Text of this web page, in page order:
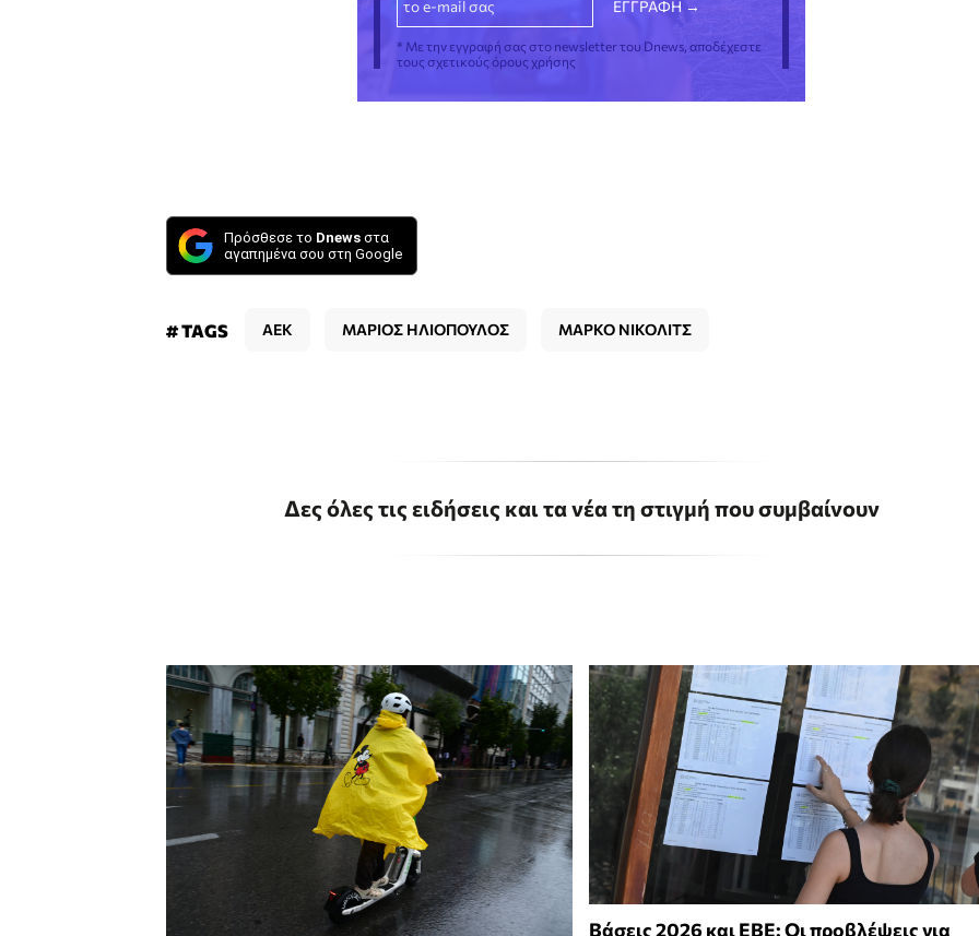
* Με την εγγραφή σας στο newsletter του Dnews, αποδέχεστε
τους σχετικούς όρους χρήσης
Πρόσθεσε το Dnews στα
αγαπημένα σου στη Google
# TAGS ΑΕΚ ΜΑΡΙΟΣ ΗΛΙΟΠΟΥΛΟΣ ΜΑΡΚΟ ΝΙΚΟΛΙΤΣ
Δες όλες τις ειδήσεις και τα νέα τη στιγμή που συμβαίνουν
Βάσεις 2026 και ΕΒΕ: Οι προβλέψεις για